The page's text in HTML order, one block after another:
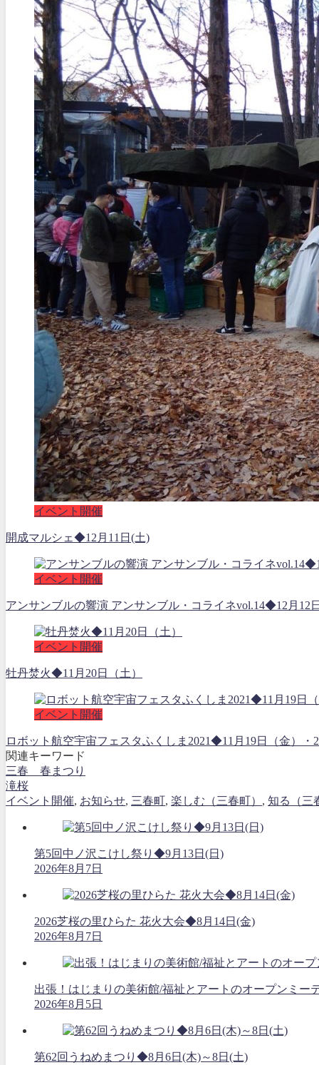
イベント開催
開成マルシェ◆12月11日(土)
イベント開催
アンサンブルの響演 アンサンブル・コライネvol.14◆12月12
イベント開催
牡丹焚火◆11月20日（土）
イベント開催
ロボット航空宇宙フェスタふくしま2021◆11月19日（金
関連キーワード
三春 春まつり
滝桜
イベント開催, お知らせ, 三春町, 楽しむ（三春町） , 知る（三
第5回中ノ沢こけし祭り◆9月13日(日)
2026年8月7日
2026芝桜の里ひらた 花火大会◆8月14日(金)
2026年8月7日
出張！はじまりの美術館/福祉とアートのオープンミー
2026年8月5日
第62回うねめまつり◆8月6日(木)～8日(土)